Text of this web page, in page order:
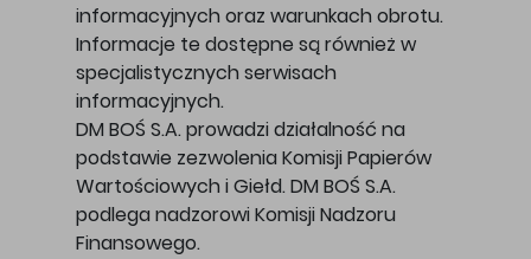
informacyjnych oraz warunkach obrotu.
Informacje te dostępne są również w
specjalistycznych serwisach
informacyjnych.
DM BOŚ S.A. prowadzi działalność na
podstawie zezwolenia Komisji Papierów
Wartościowych i Giełd. DM BOŚ S.A.
podlega nadzorowi Komisji Nadzoru
Finansowego.